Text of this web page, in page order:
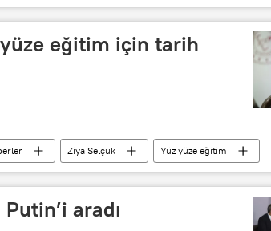
Sultanaliyev Oylama Polis
eğitim için tarih
Ziya Selçuk
Yüz yüze eğitim
okulları Türkiye’de Kovid-19 salgını
aradı